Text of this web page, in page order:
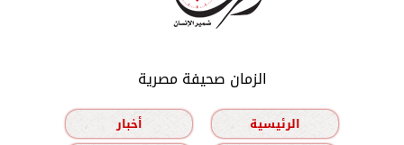
الزمان صحيفة مصرية
الرئيسية
أخبار